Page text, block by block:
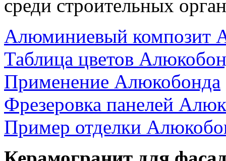
среди строительных
Алюминиевый композит
Таблица цветов
Применение Алюкобонда
Фрезеровка панелей
Пример отделки